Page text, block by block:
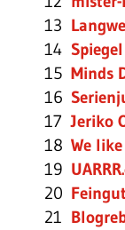
13
14
15 Minds
16
17 Jeriko
18 We
19
20 Feingut
21